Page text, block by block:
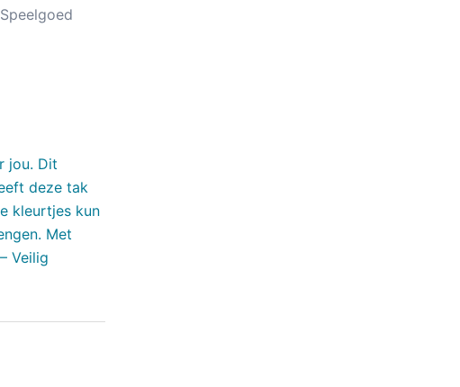
Speelgoed
jou. Dit
deze tak
kleurtjes kun
Met
Veilig